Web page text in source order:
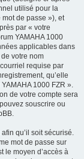
utilisé pour la
de passe »), et
par « votre
YAMAHA 1000
applicables dans
votre nom
requise par
qu’elle
1000 FZR ».
de votre compte sera
souscrire ou
qu’il soit sécurisé.
mot de passe sur
le moyen d’accès à